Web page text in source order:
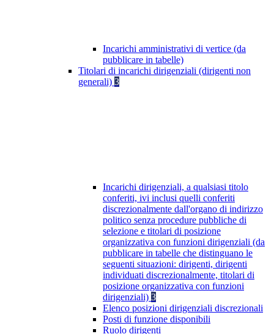
Incarichi amministrativi di vertice (da
pubblicare in tabelle)
Titolari di incarichi dirigenziali (dirigenti non
generali) 3
Incarichi dirigenziali, a qualsiasi titolo
conferiti, ivi inclusi quelli conferiti
discrezionalmente dall'organo di indirizzo
politico senza procedure pubbliche di
selezione e titolari di posizione
organizzativa con funzioni dirigenziali (da
pubblicare in tabelle che distinguano le
seguenti situazioni: dirigenti, dirigenti
individuati discrezionalmente, titolari di
posizione organizzativa con funzioni
dirigenziali) 3
Elenco posizioni dirigenziali discrezionali
Posti di funzione disponibili
Ruolo dirigenti